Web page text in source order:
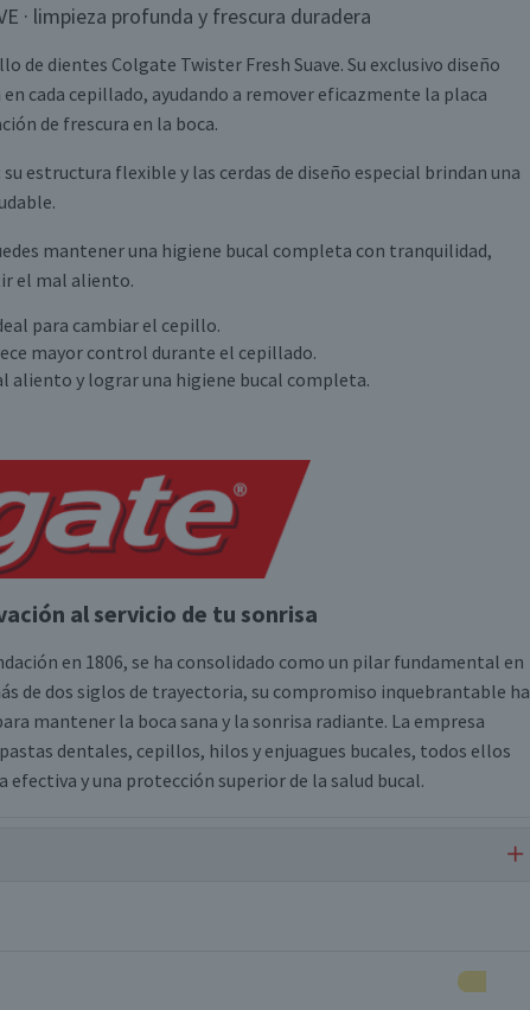
· limpieza profunda y frescura duradera
de dientes Colgate Twister Fresh Suave. Su exclusivo diseño
cada cepillado, ayudando a remover eficazmente la placa
de frescura en la boca.
estructura flexible y las cerdas de diseño especial brindan una
mantener una higiene bucal completa con tranquilidad,
el mal aliento.
para cambiar el cepillo.
mayor control durante el cepillado.
aliento y lograr una higiene bucal completa.
al servicio de tu sonrisa
en 1806, se ha consolidado como un pilar fundamental en
de dos siglos de trayectoria, su compromiso inquebrantable ha
mantener la boca sana y la sonrisa radiante. La empresa
dentales, cepillos, hilos y enjuagues bucales, todos ellos
y una protección superior de la salud bucal.